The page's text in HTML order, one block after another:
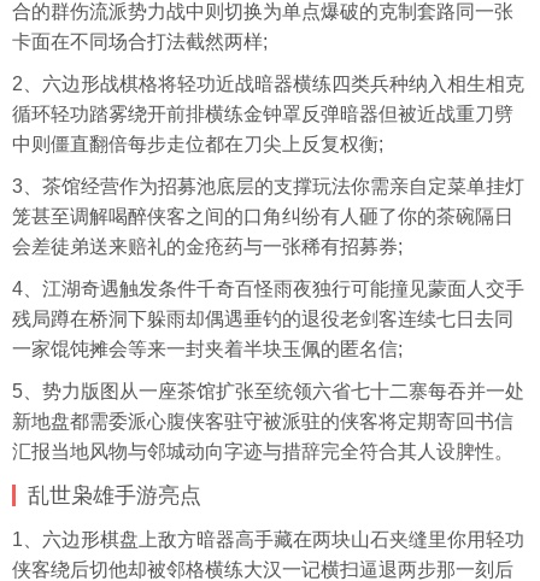
合的群伤流派势力战中则切换为单点爆破的克制套路同一张
卡面在不同场合打法截然两样;
2、六边形战棋格将轻功近战暗器横练四类兵种纳入相生相克
循环轻功踏雾绕开前排横练金钟罩反弹暗器但被近战重刀劈
中则僵直翻倍每步走位都在刀尖上反复权衡;
3、茶馆经营作为招募池底层的支撑玩法你需亲自定菜单挂灯
笼甚至调解喝醉侠客之间的口角纠纷有人砸了你的茶碗隔日
会差徒弟送来赔礼的金疮药与一张稀有招募券;
4、江湖奇遇触发条件千奇百怪雨夜独行可能撞见蒙面人交手
残局蹲在桥洞下躲雨却偶遇垂钓的退役老剑客连续七日去同
一家馄饨摊会等来一封夹着半块玉佩的匿名信;
5、势力版图从一座茶馆扩张至统领六省七十二寨每吞并一处
新地盘都需委派心腹侠客驻守被派驻的侠客将定期寄回书信
汇报当地风物与邻城动向字迹与措辞完全符合其人设脾性。
乱世枭雄手游亮点
1、六边形棋盘上敌方暗器高手藏在两块山石夹缝里你用轻功
侠客绕后切他却被邻格横练大汉一记横扫逼退两步那一刻后